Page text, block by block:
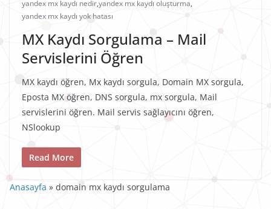
yandex mx kaydı nedir,yandex mx kaydı oluşturma,
yandex mx kaydı yok hatası
MX Kaydı Sorgulama – Mail
Servislerini Öğren
MX kaydı öğren, Mx kaydı sorgula, Domain MX sorgula,
Eposta MX öğren, DNS sorgula, mx sorgula, Mail
servislerini öğren. Mail servis sağlayıcını öğren,
NSlookup
Read More
Anasayfa » domain mx kaydı sorgulama